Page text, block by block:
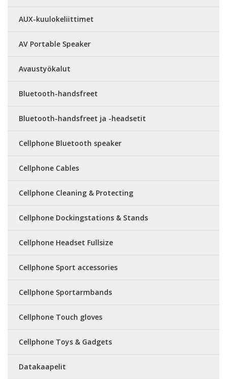
AUX-kuulokeliittimet
AV Portable Speaker
Avaustyökalut
Bluetooth-handsfreet
Bluetooth-handsfreet ja -headsetit
Cellphone Bluetooth speaker
Cellphone Cables
Cellphone Cleaning & Protecting
Cellphone Dockingstations & Stands
Cellphone Headset Fullsize
Cellphone Sport accessories
Cellphone Sportarmbands
Cellphone Touch gloves
Cellphone Toys & Gadgets
Datakaapelit